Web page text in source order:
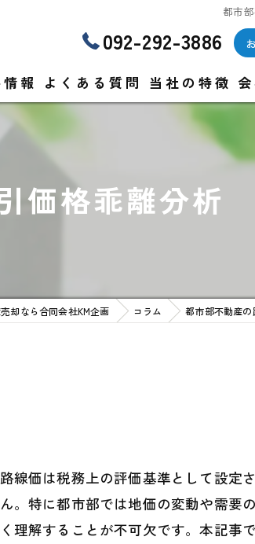
都市
092-292-3886
報 よくある質問 当社の特徴
土地
価格乖離分析
却なら合同会社KM企画 コラム 都市部不動産
線価は税務上の評価基準として設定
。特に都市部では地価の変動や需要
理解することが不可欠です。本記事